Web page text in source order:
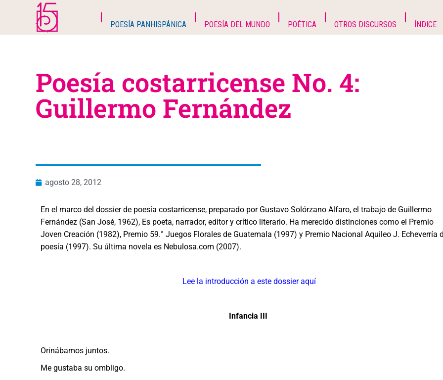
POESÍA PANHISPÁNICA POESÍA DEL MUNDO POÉTICA OTROS DISCURSOS ÍNDICE
Poesía costarricense No. 4:
Guillermo Fernández
agosto 28, 2012
En el marco del dossier de poesía costarricense, preparado por Gustavo Solórzano Alfaro, el trabajo de Guillermo
Fernández (San José, 1962), Es poeta, narrador, editor y crítico literario. Ha merecido distinciones como el Premio
Joven Creación (1982), Premio 59.° Juegos Florales de Guatemala (1997) y Premio Nacional Aquileo J. Echeverría
poesía (1997). Su última novela es Nebulosa.com (2007).
Lee la introducción a este dossier aquí
Infancia III
Orinábamos juntos.
Me gustaba su ombligo.